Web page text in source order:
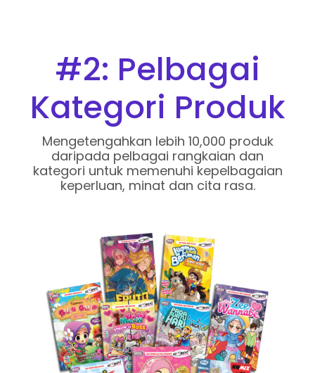
#2: Pelbagai
Kategori Produk
Mengetengahkan lebih 10,000 produk
daripada pelbagai rangkaian dan
kategori untuk memenuhi kepelbagaian
keperluan, minat dan cita rasa.